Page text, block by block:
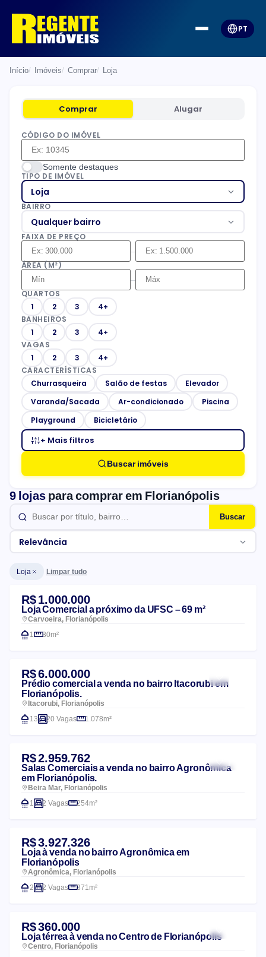
PT
Início Imóveis Comprar Loja
Comprar Alugar
CÓDIGO DO IMÓVEL
Somente destaques
TIPO DE IMÓVEL
Loja
BAIRRO
Qualquer bairro
FAIXA DE PREÇO
–
ÁREA (M²)
–
QUARTOS
1
2 3
4+
BANHEIROS
1
2 3
4+
VAGAS
1
2 3
4+
CARACTERÍSTICAS
Churrasqueira
Salão de festas
Elevador
Varanda/Sacada
Ar-condicionado
Piscina
Playground
Bicicletário
+ Mais filtros
Buscar imóveis
9 lojaspara comprar em Florianópolis
Buscar
Relevância
Loja Limpar tudo
Lista de imóveis
R$ 1.000.000
Loja Comercial a próximo da UFSC – 69 m²
Carvoeira, Florianópolis
1
30m²
R$ 6.000.000
Prédio comercial a venda no bairro Itacorubi em
Florianópolis.
Itacorubi, Florianópolis
13
20 Vagas 1.078m²
R$ 2.959.762
Salas Comerciais a venda no bairro Agronômica
em Florianópolis.
Beira Mar, Florianópolis
1
2 Vagas 254m²
R$ 3.927.326
Loja à venda no bairro Agronômica em
Florianópolis
Agronômica, Florianópolis
2
2 Vagas 371m²
R$ 360.000
Loja térrea à venda no Centro de Florianópolis
Centro, Florianópolis